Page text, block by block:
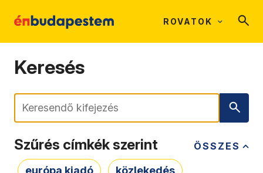
ROVATOK
Keresés
Keresés
ÖSSZES
Szűrés címkék szerint
európa kiadó közlekedés